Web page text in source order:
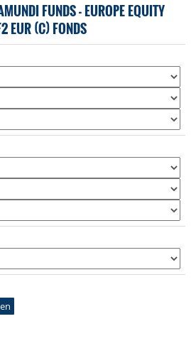
FUNDS - EUROPE EQUITY
EUR (C) FONDS